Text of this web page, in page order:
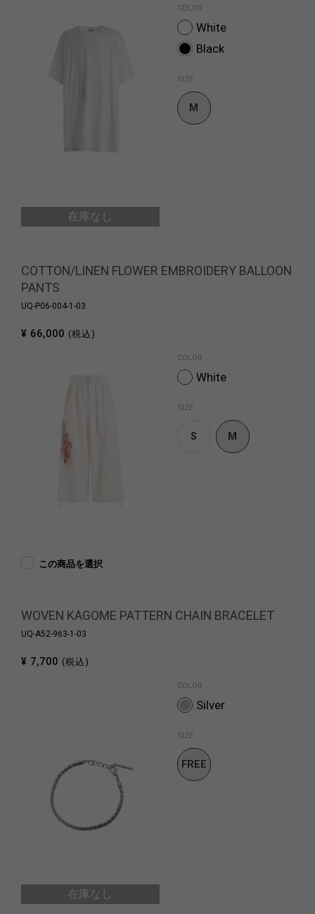
在庫なし
COLOR
White
Black
SIZE
M
この商品を選択
COTTON/LINEN FLOWER EMBROIDERY BALLOON
PANTS
UQ-P06-004-1-03
¥ 66,000 (税込)
COLOR
White
SIZE
S M
在庫なし
WOVEN KAGOME PATTERN CHAIN BRACELET
UQ-A52-963-1-03
¥ 7,700 (税込)
COLOR
Silver
SIZE
FREE